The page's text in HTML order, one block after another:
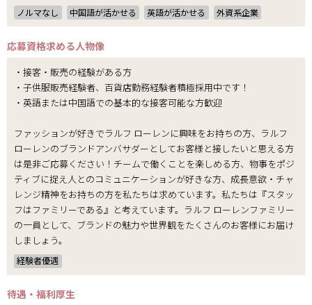
ノルマなし 中国語が活かせる 英語が活かせる 外資系企業
応募資格求める人物像
・接客・販売の経験がある方
・子供服販売経験者、百貨店勤務経験者積極採用中です！
・英語または中国語での基本的な接客可能な方歓迎
ファッションが好きでラルフ ローレンに興味をお持ちの方、ラルフ
ローレンのブランドアンバサダーとしてお客様と接したいと思える方
は是非ご応募ください！チームで働くことを楽しめる方、物事をポジ
ティブに捉え人とのコミュニケーションが好きな方、成長意欲・チャ
レンジ精神をお持ちの方を私たちは求めています。私たちは『スタッ
フはファミリーである』と考えています。ラルフ ローレンファミリー
の一員として、ブランドの魅力や世界観をたくさんのお客様にお届け
しましょう。
経験者優遇
待遇・福利厚生